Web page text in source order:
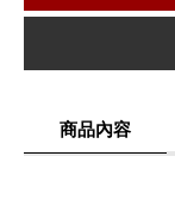
商品內容